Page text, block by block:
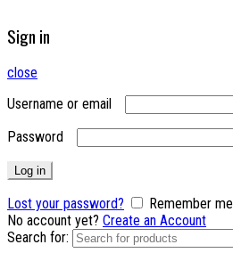
Sign in
close
Username or email
Password
Log in
Lost your password?
Remember me
No account yet? Create an Account
Search for: